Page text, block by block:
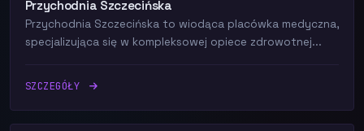
Przychodnia Szczecińska
Przychodnia Szczecińska to wiodąca placówka medyczna,
specjalizująca się w kompleksowej opiece zdrowotnej...
SZCZEGÓŁY